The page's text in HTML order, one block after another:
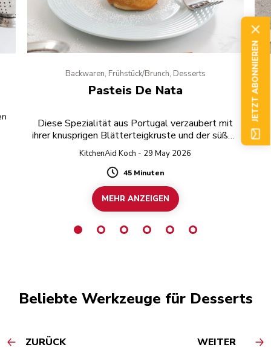
Backwaren, Frühstück/Brunch, Desserts
Pasteis De Nata
Diese Spezialität aus Portugal verzaubert mit
ihrer knusprigen Blätterteigkruste und der süßen
Puddingfüllung.
KitchenAid Koch - 29 May 2026
Duration
45 Minuten
MEHR ANZEIGEN
Beliebte Werkzeuge für Desserts
ZURÜCK WEITER
JETZT ABONNIEREN